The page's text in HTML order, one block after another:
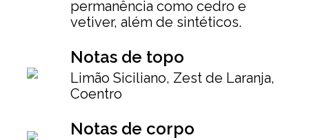
permanência como cedro e
vetiver, além de sintéticos.
Notas de topo
Limão Siciliano, Zest de Laranja,
Coentro
Notas de corpo